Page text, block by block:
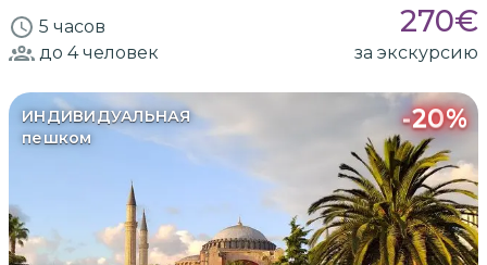
5 часов 270€
до 4человек за экскурсию
ИНДИВИДУАЛЬНАЯ
пешком
-20%